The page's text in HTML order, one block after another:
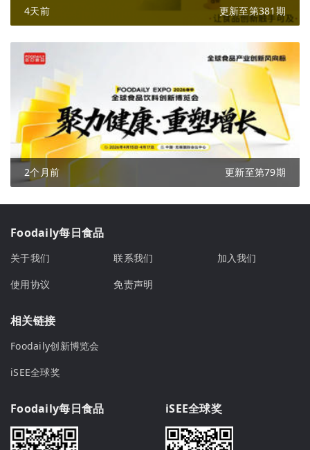
4天前 更新至第381期
2个月前 更新至第79期
Foodaily每日食品
关于我们 联系我们
加入我们
使用协议
免责声明
相关链接
Foodaily创新博览会
iSEE全球奖
Foodaily每日食品 iSEE全球奖